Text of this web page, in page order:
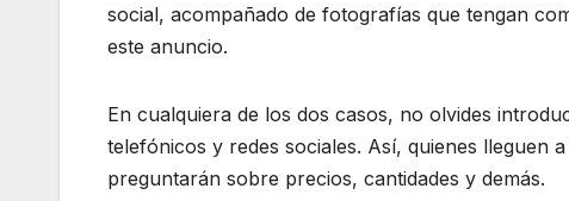
social, acompañado de fotografías que tengan
este anuncio.
En cualquiera de los dos casos, no olvides
telefónicos y redes sociales. Así, quienes lleguen
preguntarán sobre precios, cantidades y demás.